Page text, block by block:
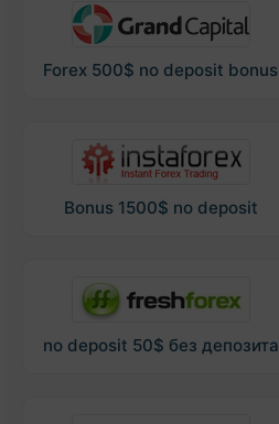
Forex 500$ no deposit bonus
Bonus 1500$ no deposit
no deposit 50$ без депозита